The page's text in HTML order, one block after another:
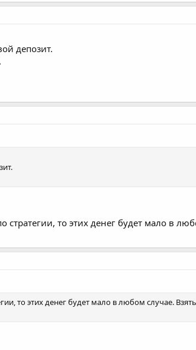
депозит.
то этих денег будет мало в
то этих денег будет мало в любом случае.